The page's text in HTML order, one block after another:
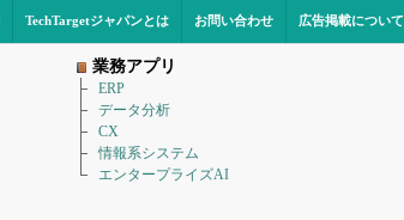
TechTargetジャパンとは お問い合わせ 広告掲載について
業務アプリ
ERP
データ分析
CX
情報系システム
エンタープライズAI